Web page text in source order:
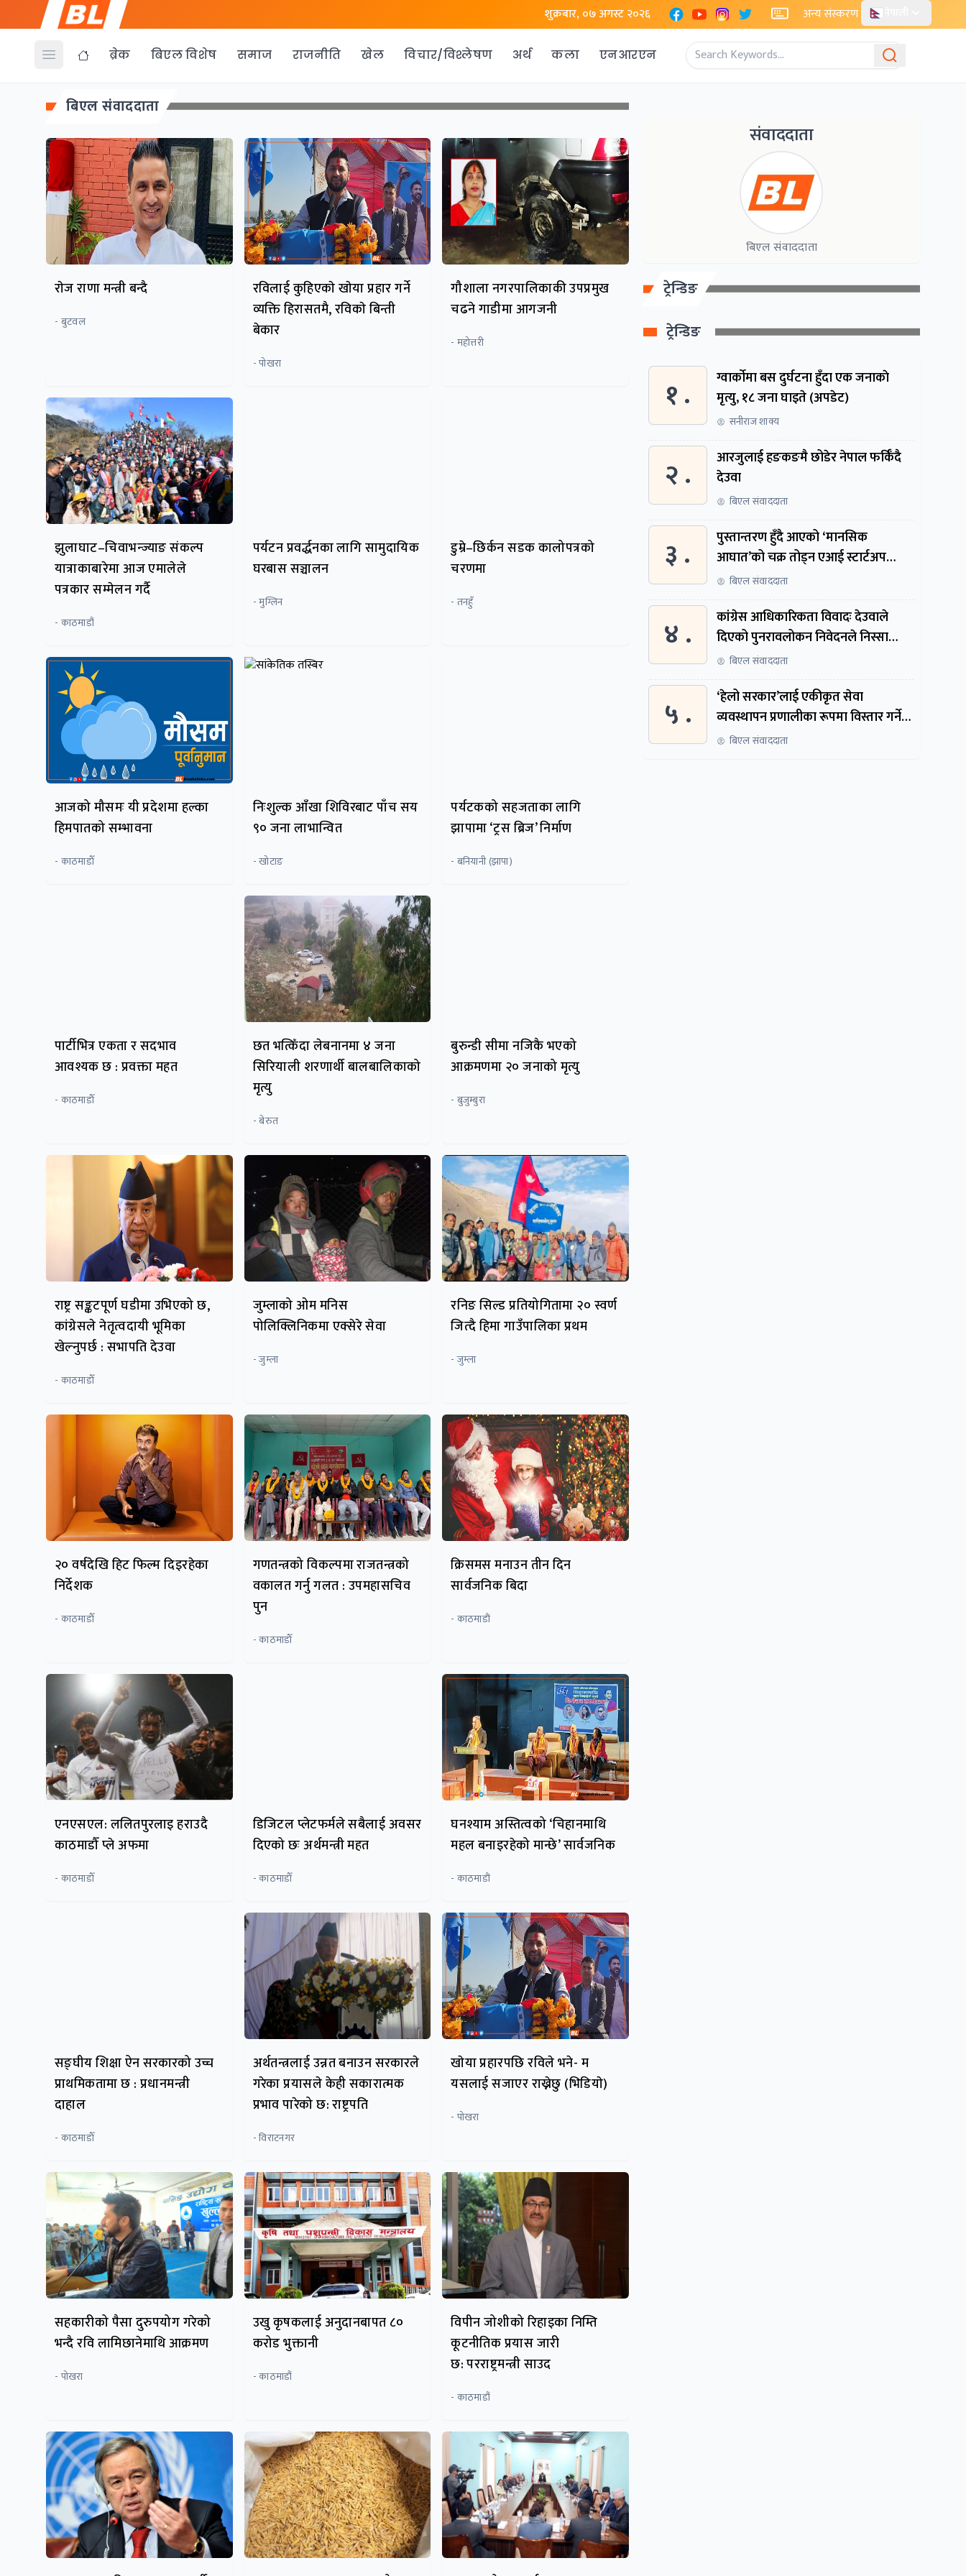
शुक्रबार, ०७ अगस्ट २०२६ FacebookYouTubeInstagram
X अन्य संस्करण
Open menu ब्रेक बिएल विशेष समाज राजनीति खेल विचार/विश्लेषण अर्थ कला एनआरएन
बिएल संवाददाता
राेज राणा मन्त्री बन्दै
- बुटवल
रविलाई कुहिएकाे खाेया प्रहार गर्ने
व्यक्ति हिरासतमै, रविकाे बिन्ती
बेकार
- पाेखरा
गौशाला नगरपालिकाकी उपप्रमुख
चढने गाडीमा आगजनी
- महोत्तरी
झुलाघाट–चिवाभन्ज्याङ संकल्प
यात्राकाबारेमा आज एमालेले
पत्रकार सम्मेलन गर्दै
- काठमाडौं
पर्यटन प्रवर्द्धनका लागि सामुदायिक
घरबास सञ्चालन
- मुग्लिन
डुम्रे–छिर्कन सडक कालोपत्रको
चरणमा
- तनहुँ
आजको मौसमः यी प्रदेशमा हल्का
हिमपातको सम्भावना
- काठमाडाैँ
निःशुल्क आँखा शिविरबाट पाँच सय
९० जना लाभान्वित
- खोटाङ
पर्यटकको सहजताका लागि
झापामा ‘ट्रस ब्रिज’ निर्माण
- बनियानी (झापा)
पार्टीभित्र एकता र सदभाव
आवश्यक छ : प्रवक्ता महत
- काठमाडाैँ
छत भत्किँदा लेबनानमा ४ जना
सिरियाली शरणार्थी बालबालिकाको
मृत्यु
- बेरुत
बुरुन्डी सीमा नजिकै भएको
आक्रमणमा २० जनाको मृत्यु
- बुजुम्बुरा
राष्ट्र सङ्कटपूर्ण घडीमा उभिएको छ,
कांग्रेसले नेतृत्वदायी भूमिका
खेल्नुपर्छ : सभापति देउवा
- काठमाडाैँ
जुम्लाको ओम मनिस
पोलिक्लिनिकमा एक्सेरे सेवा
- जुम्ला
रनिङ सिल्ड प्रतियोगितामा २० स्वर्ण
जित्दै हिमा गाउँपालिका प्रथम
- जुम्ला
२० वर्षदेखि हिट फिल्म दिइरहेका
निर्देशक
- काठमाडाैँ
गणतन्त्रको विकल्पमा राजतन्त्रको
वकालत गर्नु गलत : उपमहासचिव
पुन
- काठमाडाैँ
क्रिसमस मनाउन तीन दिन
सार्वजनिक बिदा
- काठमाडाैं
एनएसएल: ललितपुरलाइ हराउदै
काठमाडौँ प्ले अफमा
- काठमाडाैँ
डिजिटल प्लेटफर्मले सबैलाई अवसर
दिएको छः अर्थमन्त्री महत
- काठमाडाैँ
घनश्याम अस्तित्वको ‘चिहानमाथि
महल बनाइरहेको मान्छे’ सार्वजनिक
- काठमाडाैं
सङ्घीय शिक्षा ऐन सरकारको उच्च
प्राथमिकतामा छ : प्रधानमन्त्री
दाहाल
- काठमाडाैँ
अर्थतन्त्रलाई उन्नत बनाउन सरकारले
गरेका प्रयासले केही सकारात्मक
प्रभाव पारेको छ: राष्ट्रपति
- विराटनगर
खाेया प्रहारपछि रविले भने- म
यसलाई सजाएर राख्नेछु (भिडियाे)
- पाेखरा
सहकारीको पैसा दुरुपयोग गरेको
भन्दै रवि लामिछानेमाथि आक्रमण
- पाेखरा
उखु कृषकलाई अनुदानबापत ८०
करोड भुक्तानी
- काठमाडौं
विपीन जोशीको रिहाइका निम्ति
कूटनीतिक प्रयास जारी
छ: परराष्ट्रमन्त्री साउद
- काठमाडौं
संवाददाता
बिएल संवाददाता
ट्रेन्डिङ
ट्रेन्डिङ
१ .
ग्वार्काेमा बस दुर्घटना हुँदा एक जनाकाे
मृत्यु, १८ जना घाइते (अपडेट)
सनीराज शाक्य
२ .
आरजुलाई हङकङमै छोडेर नेपाल फर्किँदै
देउवा
बिएल संवाददाता
३ .
पुस्तान्तरण हुँदै आएको ‘मानसिक
आघात’को चक्र तोड्न एआई स्टार्टअप
निर्माण गर्दै ३ नेपाली
बिएल संवाददाता
४ .
कांग्रेस आधिकारिकता विवादः देउवाले
दिएको पुनरावलोकन निवेदनले निस्सा
पायो, फेरि सुरुदेखि सुनुवाइ हुने
बिएल संवाददाता
५ .
‘हेलो सरकार’लाई एकीकृत सेवा
व्यवस्थापन प्रणालीका रूपमा विस्तार गर्ने
तयारी
बिएल संवाददाता